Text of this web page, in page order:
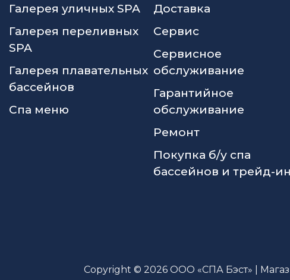
Галерея уличных SPA
Галерея переливных
SPA
Галерея плавательных
бассейнов
Спа меню
Доставка
Сервис
Сервисное
обслуживание
Гарантийное
обслуживание
Ремонт
Покупка б/у спа
бассейнов и трейд-ин
Copyright © 2026 ООО «СПА Бэст» |